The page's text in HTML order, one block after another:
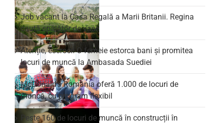
Job vacant la Casa Regală a Marii Britanii. Regina
caută spălător de vase
Atenție, escroci! O femeie estorca bani și promitea
locuri de muncă la Ambasada Suediei
McDonald’s România oferă 1.000 de locuri de
muncă, cu program flexibil
Peste 160 de locuri de muncă în construcții în